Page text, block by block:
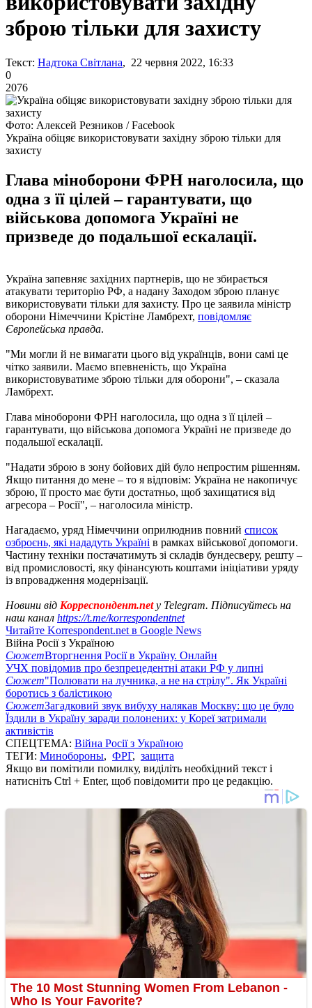
зброю тільки для захисту
Текст: Надтока Світлана, 22 червня 2022, 16:33
0
2076
Фото: Алексей Резников / Facebook
Україна обіцяє використовувати західну зброю тільки для
захисту
Глава міноборони ФРН наголосила, що
одна з її цілей – гарантувати, що
військова допомога Україні не
призведе до подальшої ескалації.
Україна запевняє західних партнерів, що не збирається
атакувати територію РФ, а надану Заходом зброю планує
використовувати тільки для захисту. Про це заявила міністр
оборони Німеччини Крістіне Ламбрехт, повідомляє
Європейська правда.
"Ми могли й не вимагати цього від українців, вони самі це
чітко заявили. Маємо впевненість, що Україна
використовуватиме зброю тільки для оборони", – сказала
Ламбрехт.
Глава міноборони ФРН наголосила, що одна з її цілей –
гарантувати, що військова допомога Україні не призведе до
подальшої ескалації.
"Надати зброю в зону бойових дій було непростим рішенням.
Якщо питання до мене – то я відповім: Україна не накопичує
зброю, її просто має бути достатньо, щоб захищатися від
агресора – Росії", – наголосила міністр.
Нагадаємо, уряд Німеччини оприлюднив повний список
озброєнь, які нададуть Україні в рамках військової допомоги.
Частину техніки постачатимуть зі складів бундесверу, решту –
від промисловості, яку фінансують коштами ініціативи уряду
із впровадження модернізації.
Новини від Корреспондент.netу Telegram. Підписуйтесь на
наш канал https://t.me/korrespondentnet
Читайте Korrespondent.net в Google News
Війна Росії з Україною
СюжетВторгнення Росії в Україну. Онлайн
УЧХ повідомив про безпрецедентні атаки РФ у липні
Сюжет"Полювати на лучника, а не на стрілу". Як Україні
боротись з балістикою
СюжетЗагадковий звук вибуху налякав Москву: що це було
Їздили в Україну заради полонених: у Кореї затримали
активістів
СПЕЦТЕМА: Війна Росії з Україною
ТЕГИ: Минобороны, ФРГ, защита
Якщо ви помітили помилку, виділіть необхідний текст і
натисніть Ctrl + Enter, щоб повідомити про це редакцію.